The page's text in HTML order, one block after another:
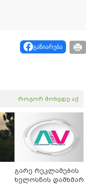
გაზიარება
როგორ მოხვდე აქ
გარე რეკლამების
ხელოსნის